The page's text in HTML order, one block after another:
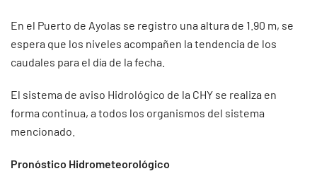
En el Puerto de Ayolas se registro una altura de 1.90 m, se
espera que los niveles acompañen la tendencia de los
caudales para el día de la fecha.
El sistema de aviso Hidrológico de la CHY se realiza en
forma continua, a todos los organismos del sistema
mencionado.
Pronóstico Hidrometeorológico